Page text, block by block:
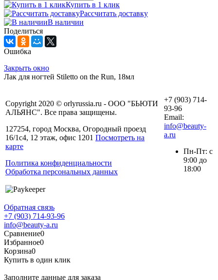
Купить в 1 клик
Рассчитать доставку
В наличии
Поделиться
Ошибка
Закрыть окно
Лак для ногтей Stiletto on the Run, 18мл
Copyright 2020 © orlyrussia.ru - ООО "БЬЮТИ
АЛЬЯНС". Все права защищены.
127254, город Москва, Огородный проезд
16/1с4, 12 этаж, офис 1201 Посмотреть на
карте
Политика конфиденциальности
Обработка персональных данных
+7 (903) 714-
93-96
Email:
info@beauty-
a.ru
Пн-Пт: с
9:00 до
18:00
Обратная связь
+7 (903) 714-93-96
info@beauty-a.ru
Сравнение0
Избранное0
Корзина0
Купить в один клик
Заполните данные для заказа